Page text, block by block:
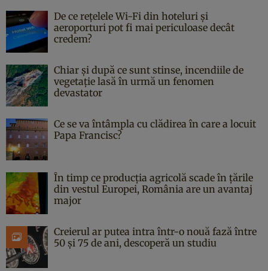
De ce rețelele Wi-Fi din hoteluri și
aeroporturi pot fi mai periculoase decât
credem?
Chiar și după ce sunt stinse, incendiile de
vegetație lasă în urmă un fenomen
devastator
Ce se va întâmpla cu clădirea în care a locuit
Papa Francisc?
În timp ce producția agricolă scade în țările
din vestul Europei, România are un avantaj
major
Creierul ar putea intra într-o nouă fază între
50 și 75 de ani, descoperă un studiu